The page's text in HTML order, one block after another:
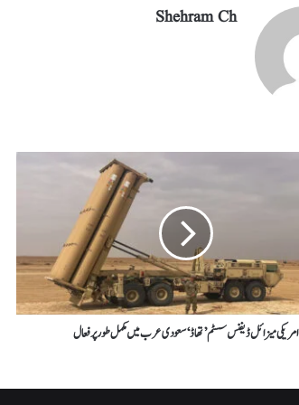
Shehram Ch
امریکی میزائل ڈیفنس سسٹم ’ تھاڈ ‘ سعودی عرب میں مکمل طور پر فعال